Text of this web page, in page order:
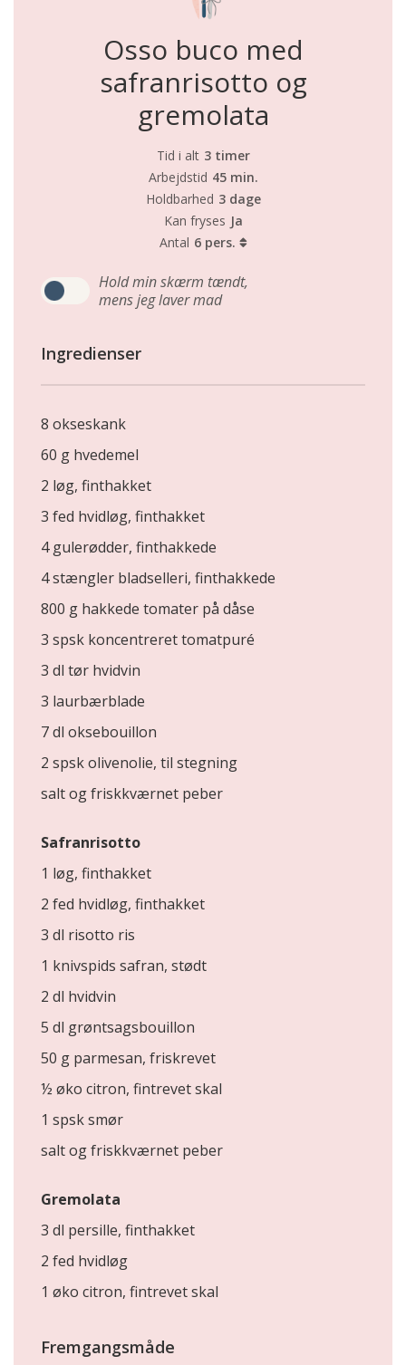
Osso buco med
safranrisotto og
gremolata
Tid i alt 3 timer
Arbejdstid 45 min.
Holdbarhed 3 dage
Kan fryses Ja
Antal 6 pers.
Hold min skærm tændt,
mens jeg laver mad
Ingredienser
8 okseskank
60 g hvedemel
2 løg, finthakket
3 fed hvidløg, finthakket
4 gulerødder, finthakkede
4 stængler bladselleri, finthakkede
800 g hakkede tomater på dåse
3 spsk koncentreret tomatpuré
3 dl tør hvidvin
3 laurbærblade
7 dl oksebouillon
2 spsk olivenolie, til stegning
salt og friskkværnet peber
Safranrisotto
1 løg, finthakket
2 fed hvidløg, finthakket
3 dl risotto ris
1 knivspids safran, stødt
2 dl hvidvin
5 dl grøntsagsbouillon
50 g parmesan, friskrevet
½ øko citron, fintrevet skal
1 spsk smør
salt og friskkværnet peber
Gremolata
3 dl persille, finthakket
2 fed hvidløg
1 øko citron, fintrevet skal
Fremgangsmåde